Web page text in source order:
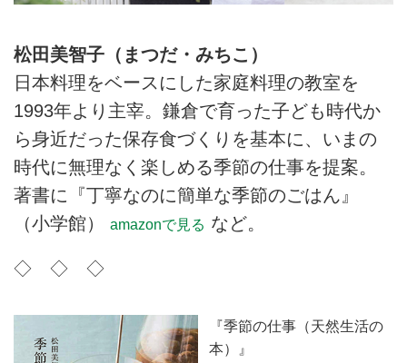
松田美智子（まつだ・みちこ）
日本料理をベースにした家庭料理の教室を
1993年より主宰。鎌倉で育った子ども時代か
ら身近だった保存食づくりを基本に、いまの
時代に無理なく楽しめる季節の仕事を提案。
著書に『丁寧なのに簡単な季節のごはん』
（小学館）
amazonで見る など。
◇ ◇ ◇
『季節の仕事（天然生活の
本）』